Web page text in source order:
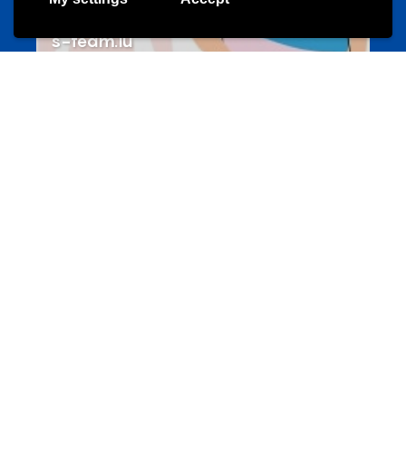
s-team.lu